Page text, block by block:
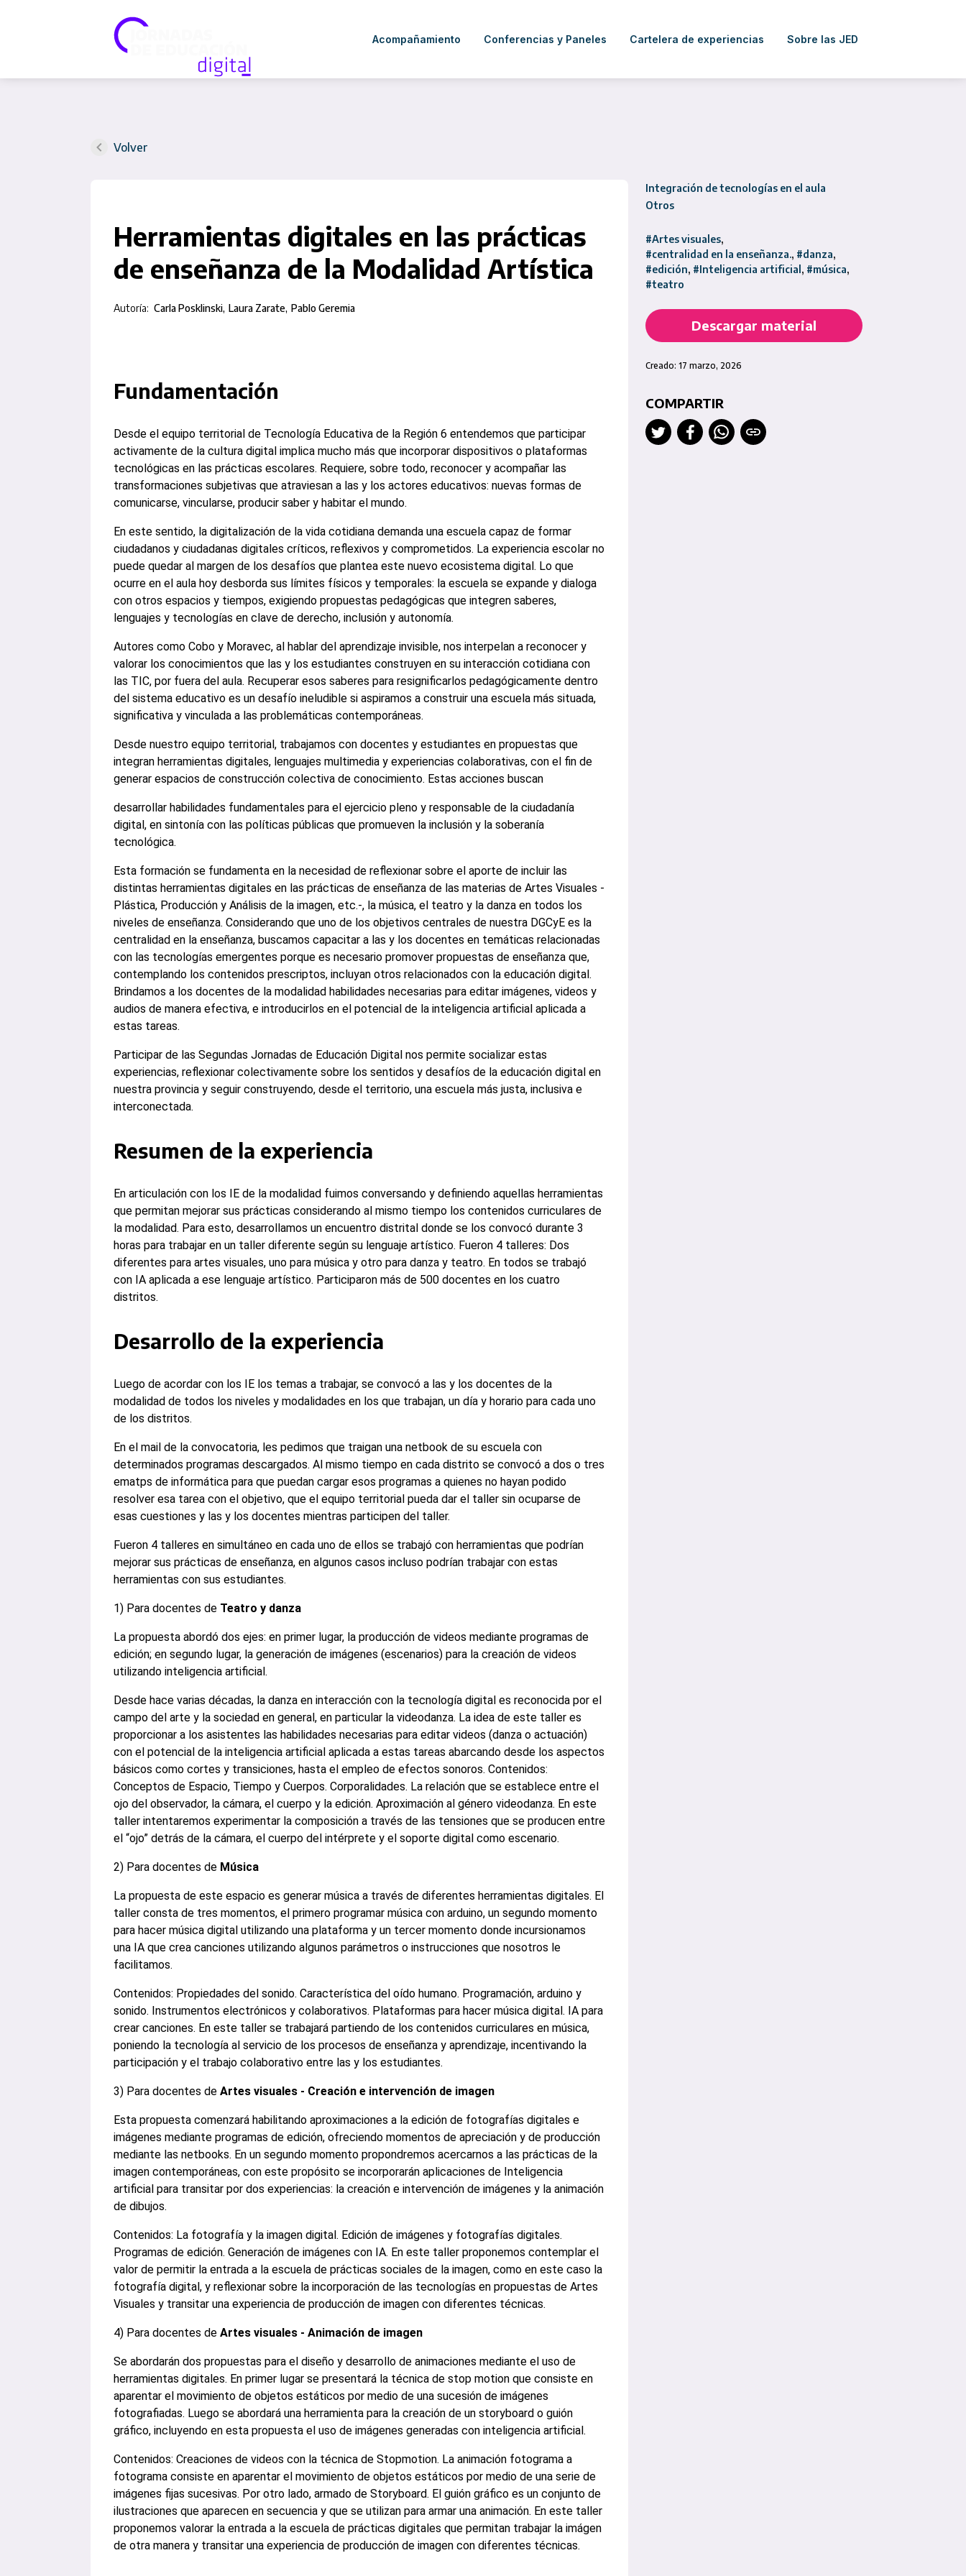
Acompañamiento Conferencias y Paneles Cartelera de experiencias Sobre las JED
Volver
Herramientas digitales en las prácticas
de enseñanza de la Modalidad Artística
Autoría: Carla Posklinski Laura Zarate Pablo Geremia
Fundamentación
Desde el equipo territorial de Tecnología Educativa de la Región 6 entendemos que participar
activamente de la cultura digital implica mucho más que incorporar dispositivos o plataformas
tecnológicas en las prácticas escolares. Requiere, sobre todo, reconocer y acompañar las
transformaciones subjetivas que atraviesan a las y los actores educativos: nuevas formas de
comunicarse, vincularse, producir saber y habitar el mundo.
En este sentido, la digitalización de la vida cotidiana demanda una escuela capaz de formar
ciudadanos y ciudadanas digitales críticos, reflexivos y comprometidos. La experiencia escolar no
puede quedar al margen de los desafíos que plantea este nuevo ecosistema digital. Lo que
ocurre en el aula hoy desborda sus límites físicos y temporales: la escuela se expande y dialoga
con otros espacios y tiempos, exigiendo propuestas pedagógicas que integren saberes,
lenguajes y tecnologías en clave de derecho, inclusión y autonomía.
Autores como Cobo y Moravec, al hablar del aprendizaje invisible, nos interpelan a reconocer y
valorar los conocimientos que las y los estudiantes construyen en su interacción cotidiana con
las TIC, por fuera del aula. Recuperar esos saberes para resignificarlos pedagógicamente dentro
del sistema educativo es un desafío ineludible si aspiramos a construir una escuela más situada,
significativa y vinculada a las problemáticas contemporáneas.
Desde nuestro equipo territorial, trabajamos con docentes y estudiantes en propuestas que
integran herramientas digitales, lenguajes multimedia y experiencias colaborativas, con el fin de
generar espacios de construcción colectiva de conocimiento. Estas acciones buscan
desarrollar habilidades fundamentales para el ejercicio pleno y responsable de la ciudadanía
digital, en sintonía con las políticas públicas que promueven la inclusión y la soberanía
tecnológica.
Esta formación se fundamenta en la necesidad de reflexionar sobre el aporte de incluir las
distintas herramientas digitales en las prácticas de enseñanza de las materias de Artes Visuales -
Plástica, Producción y Análisis de la imagen, etc.-, la música, el teatro y la danza en todos los
niveles de enseñanza. Considerando que uno de los objetivos centrales de nuestra DGCyE es la
centralidad en la enseñanza, buscamos capacitar a las y los docentes en temáticas relacionadas
con las tecnologías emergentes porque es necesario promover propuestas de enseñanza que,
contemplando los contenidos prescriptos, incluyan otros relacionados con la educación digital.
Brindamos a los docentes de la modalidad habilidades necesarias para editar imágenes, videos y
audios de manera efectiva, e introducirlos en el potencial de la inteligencia artificial aplicada a
estas tareas.
Participar de las Segundas Jornadas de Educación Digital nos permite socializar estas
experiencias, reflexionar colectivamente sobre los sentidos y desafíos de la educación digital en
nuestra provincia y seguir construyendo, desde el territorio, una escuela más justa, inclusiva e
interconectada.
Resumen de la experiencia
En articulación con los IE de la modalidad fuimos conversando y definiendo aquellas herramientas
que permitan mejorar sus prácticas considerando al mismo tiempo los contenidos curriculares de
la modalidad. Para esto, desarrollamos un encuentro distrital donde se los convocó durante 3
horas para trabajar en un taller diferente según su lenguaje artístico. Fueron 4 talleres: Dos
diferentes para artes visuales, uno para música y otro para danza y teatro. En todos se trabajó
con IA aplicada a ese lenguaje artístico. Participaron más de 500 docentes en los cuatro
distritos.
Desarrollo de la experiencia
Luego de acordar con los IE los temas a trabajar, se convocó a las y los docentes de la
modalidad de todos los niveles y modalidades en los que trabajan, un día y horario para cada uno
de los distritos.
En el mail de la convocatoria, les pedimos que traigan una netbook de su escuela con
determinados programas descargados. Al mismo tiempo en cada distrito se convocó a dos o tres
ematps de informática para que puedan cargar esos programas a quienes no hayan podido
resolver esa tarea con el objetivo, que el equipo territorial pueda dar el taller sin ocuparse de
esas cuestiones y las y los docentes mientras participen del taller.
Fueron 4 talleres en simultáneo en cada uno de ellos se trabajó con herramientas que podrían
mejorar sus prácticas de enseñanza, en algunos casos incluso podrían trabajar con estas
herramientas con sus estudiantes.
1) Para docentes de Teatro y danza
La propuesta abordó dos ejes: en primer lugar, la producción de videos mediante programas de
edición; en segundo lugar, la generación de imágenes (escenarios) para la creación de videos
utilizando inteligencia artificial.
Desde hace varias décadas, la danza en interacción con la tecnología digital es reconocida por el
campo del arte y la sociedad en general, en particular la videodanza. La idea de este taller es
proporcionar a los asistentes las habilidades necesarias para editar videos (danza o actuación)
con el potencial de la inteligencia artificial aplicada a estas tareas abarcando desde los aspectos
básicos como cortes y transiciones, hasta el empleo de efectos sonoros. Contenidos:
Conceptos de Espacio, Tiempo y Cuerpos. Corporalidades. La relación que se establece entre el
ojo del observador, la cámara, el cuerpo y la edición. Aproximación al género videodanza. En este
taller intentaremos experimentar la composición a través de las tensiones que se producen entre
el “ojo” detrás de la cámara, el cuerpo del intérprete y el soporte digital como escenario.
2) Para docentes de Música
La propuesta de este espacio es generar música a través de diferentes herramientas digitales. El
taller consta de tres momentos, el primero programar música con arduino, un segundo momento
para hacer música digital utilizando una plataforma y un tercer momento donde incursionamos
una IA que crea canciones utilizando algunos parámetros o instrucciones que nosotros le
facilitamos.
Contenidos: Propiedades del sonido. Característica del oído humano. Programación, arduino y
sonido. Instrumentos electrónicos y colaborativos. Plataformas para hacer música digital. IA para
crear canciones. En este taller se trabajará partiendo de los contenidos curriculares en música,
poniendo la tecnología al servicio de los procesos de enseñanza y aprendizaje, incentivando la
participación y el trabajo colaborativo entre las y los estudiantes.
3) Para docentes de Artes visuales - Creación e intervención de imagen
Esta propuesta comenzará habilitando aproximaciones a la edición de fotografías digitales e
imágenes mediante programas de edición, ofreciendo momentos de apreciación y de producción
mediante las netbooks. En un segundo momento propondremos acercarnos a las prácticas de la
imagen contemporáneas, con este propósito se incorporarán aplicaciones de Inteligencia
artificial para transitar por dos experiencias: la creación e intervención de imágenes y la animación
de dibujos.
Contenidos: La fotografía y la imagen digital. Edición de imágenes y fotografías digitales.
Programas de edición. Generación de imágenes con IA. En este taller proponemos contemplar el
valor de permitir la entrada a la escuela de prácticas sociales de la imagen, como en este caso la
fotografía digital, y reflexionar sobre la incorporación de las tecnologías en propuestas de Artes
Visuales y transitar una experiencia de producción de imagen con diferentes técnicas.
4) Para docentes de Artes visuales - Animación de imagen
Se abordarán dos propuestas para el diseño y desarrollo de animaciones mediante el uso de
herramientas digitales. En primer lugar se presentará la técnica de stop motion que consiste en
aparentar el movimiento de objetos estáticos por medio de una sucesión de imágenes
fotografiadas. Luego se abordará una herramienta para la creación de un storyboard o guión
gráfico, incluyendo en esta propuesta el uso de imágenes generadas con inteligencia artificial.
Contenidos: Creaciones de videos con la técnica de Stopmotion. La animación fotograma a
fotograma consiste en aparentar el movimiento de objetos estáticos por medio de una serie de
imágenes fijas sucesivas. Por otro lado, armado de Storyboard. El guión gráfico es un conjunto de
ilustraciones que aparecen en secuencia y que se utilizan para armar una animación. En este taller
proponemos valorar la entrada a la escuela de prácticas digitales que permitan trabajar la imágen
de otra manera y transitar una experiencia de producción de imagen con diferentes técnicas.
Integración de tecnologías en el aula
Otros
#Artes visuales
#centralidad en la enseñanza. #danza
#edición #Inteligencia artificial
#música
#teatro
Descargar material
Creado: 17 marzo, 2026
COMPARTIR